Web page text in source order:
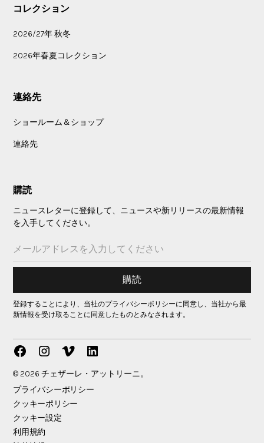
コレクション
2026/27年 秋冬
2026年春夏コレクション
連絡先
ショールーム＆ショップ
連絡先
購読
ニュースレターに登録して、ニュースや新リリースの最新情報
を入手してください。
登録することにより、当社のプライバシーポリシーに同意し、当社から最
新情報を受け取ることに同意したものとみなされます。
© 2026 チェザーレ・アットリーニ。
プライバシーポリシー
クッキーポリシー
クッキー設定
利用規約